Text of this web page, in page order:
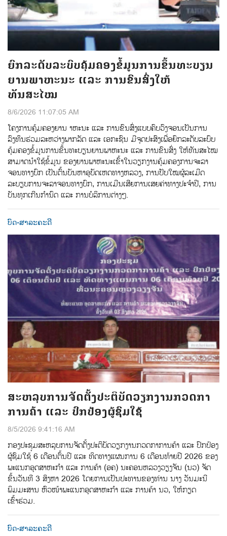
ຍົກລະດັບລະບົບຄຸ້ມຄອງຂໍ້ມູນການຂຶ້ນທະບຽນ
ຍານພາຫະນະ ແລະ ການຂົນສົ່ງໃຫ້
ທັນສະໄໝ
8/6/2026 11:07:05 AM
ໂຄງການຄຸ້ມຄອງຍານ າຫະນະ ແລະ ການຂົນສົ່ງແບບຄົບວົງຈອນເປັນການ
ລົງທຶນຮ່ວມລະຫວ່າງພາກລັດ ແລະ ເອກະຊົນ ມີຈຸດປະສົງເພື່ອຍົກລະດັບລະບົບ
ຄຸ້ມຄອງຂ້ໍມູນການຂ້ຶນທະບຽນຍານພາຫະນະ ແລະ ການຂົນສ່ົງ ໃຫ້ທັນສະໄໝ
ສາມາດນຳໃຊ້ຂໍ້ມູນ ຂອງຍານພາຫະນະເຂົ້າໃນວຽກງານຄຸ້ມຄອງການຈະລາ
ຈອນທາງບົກ ເປັນຕົ້ນບັນຫາອຸບັດເຫດທາງຫລວງ, ການປັບໃໝຜູ້ລະເມີດ
ລະບຽບການຈະລາຈອນທາງບົກ, ການເມີນເສີຍການເສຍຄ່າທາງປະຈຳປີ, ການ
ບັນທຸກເກີນກຳນົດ ແລະ ການບໍລິການຕ່າງໆ.
ບົດ-ສາລະຄະດີ
ສະຫລຸບການຈັດຕັ້ງປະຕິບັດວຽກງານກວດກາ
ການຄ້າ ແລະ ປົກປ້ອງຜູ້ຊົມໃຊ້
8/5/2026 9:41:16 AM
ກອງປະຊຸມສະຫລຸບການຈັດຕັ້ງປະຕິບັດວຽກງານກວດກາການຄ້າ ແລະ ປົກປ້ອງ
ຜູ້ຊົມໃຊ້ 6 ເດືອນຕົ້ນປີ ແລະ ທິດທາງແຜນການ 6 ເດືອນທ້າຍປີ 2026 ຂອງ
ພະແນກອຸດສາຫະກຳ ແລະ ການຄ້າ (ອຄ) ນະຄອນຫລວງວຽງຈັນ (ນວ) ຈັດ
ຂຶ້ນວັນທີ 3 ສິງຫາ 2026 ໂດຍການເປັນປະທານຂອງທ່ານ ນາງ ວັນມະນີ
ພິມມະສານ ຫົວໜ້າພະແນກອຸດສາຫະກຳ ແລະ ການຄ້າ ນວ, ໃຫ້ກຽດ
ເຂົ້າຮ່ວມ.
ບົດ-ສາລະຄະດີ